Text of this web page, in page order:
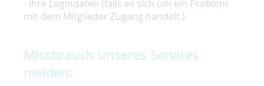
- Ihre Logindaten (falls es sich um ein Problem
mit dem Mitglieder Zugang handelt.)
Missbrauch unseres Services
melden: